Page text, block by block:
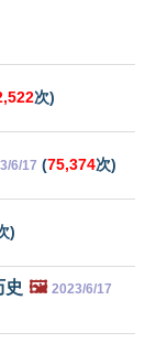
次)
6/17 (75,374次)
)
史 🖼️ 2023/6/17